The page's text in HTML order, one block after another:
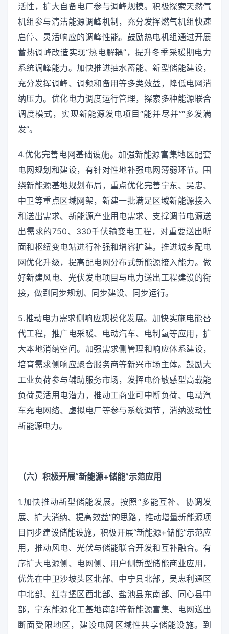
活性，扩大自备电厂参与调峰规模。积极探索天然气
机组参与清洁能源调峰机制，充分发挥燃气机组快速
启停、灵活响应的调峰性能。鼓励热电机组通过开展
蓄热调峰改造实现“热电解耦”，提升冬季采暖期电力
系统调峰能力。加快推进抽水蓄能、新型储能建设，
充分发挥调峰、调频和备用等多类效益，降低电网消
纳压力。优化电力调度运行管理，探索多种能源联合
调度模式，实现新能源发电项目“能并尽并”“多发满
发”。
4.优化完善电网基础设施。加强新能源富集地区配套
电网规划和建设，有针对性地补强电网薄弱环节。围
绕新能源基地规划布局，重点优化完善宁东、吴忠、
中卫等重点区域网架，新建一批满足区域新能源接入
和送出需求、新能源产业用电需求、支撑调节电源送
出需求的750、330千伏输变电工程，对重要送出断
面和枢纽变电站进行补强和增容扩建。推进城乡配电
网优化升级，提高配电网分布式新能源接入能力。做
好新建风电、光伏发电项目与电力送出工程建设的衔
接，做到同步规划、同步建设、同步运行。
5.推动电力需求侧响应规模化发展。加快实施电能替
代工程，推广电采暖、电动汽车、电制氢等应用，扩
大本地消纳空间。加强需求侧管理和响应体系建设，
培育需求侧响应聚合服务商等新兴市场主体。鼓励大
工业负荷参与辅助服务市场，发挥电价敏感型高载能
负荷灵活用电潜力，推动工商业可中断负荷、电动汽
车充电网络、虚拟电厂等参与系统调节，消纳波动性
新能源电力。
（六）积极开展“新能源+储能”示范应用
1.加快推动新型储能发展。按照“多能互补、协调发
展、扩大消纳、提高效益”的思路，推动增量新能源项
目同步建设储能设施，积极开展“新能源+储能”示范应
用，推动风电、光伏与储能联合开发和互补融合。有
序扩大电源侧、电网侧、用户侧新型储能商业应用，
优先在中卫沙坡头区北部、中宁县北部，吴忠利通区
中北部、红寺堡区西北部、盐池县东南部、同心县中
部，宁东能源化工基地南部等新能源富集、电网送出
断面受限地区，建设电网区域性共享储能设施。到